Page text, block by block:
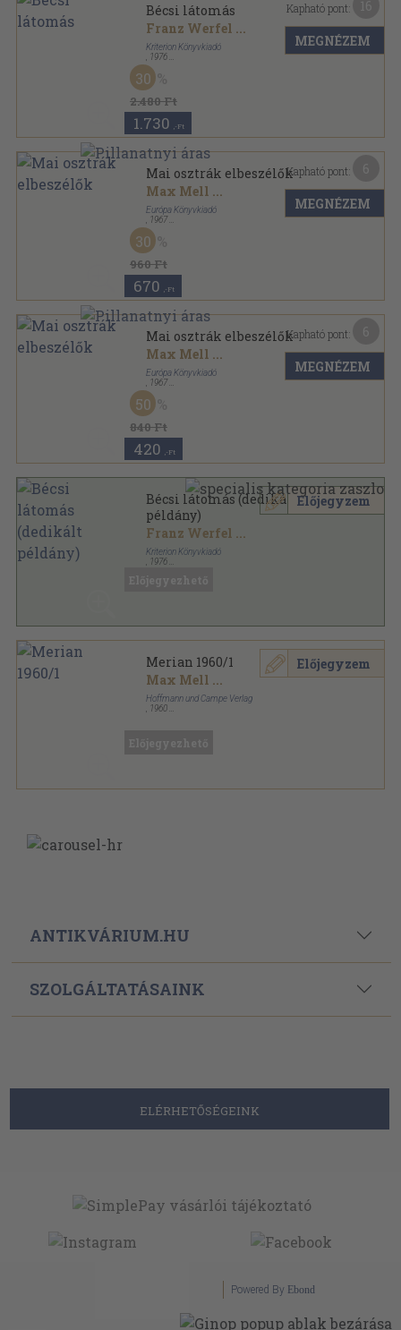
Bécsi látomás
Franz Werfel ...
Kriterion Könyvkiadó
1976
Vászon
2.480 Ft
30
1.730 ,-Ft
Kapható pont:
MEGNÉZEM
Mai osztrák elbeszélők
Max Mell ...
Európa Könyvkiadó
1967
Vászon
Dekameron sorozat sorozat
960 Ft
30
670 ,-Ft
Kapható pont:
MEGNÉZEM
Mai osztrák elbeszélők
Max Mell ...
Európa Könyvkiadó
1967
Vászon
Dekameron sorozat sorozat
840 Ft
50
420 ,-Ft
Kapható pont:
MEGNÉZEM
Bécsi látomás (dedikált
példány)
Franz Werfel ...
Kriterion Könyvkiadó
1976
Előjegyzem
Merian 1960/1
Max Mell ...
Hoffmann und Campe Verlag
1960
Előjegyzem
ANTIKVÁRIUM.HU
SZOLGÁLTATÁSAINK
ELÉRHETŐSÉGEINK
Powered By Ebond